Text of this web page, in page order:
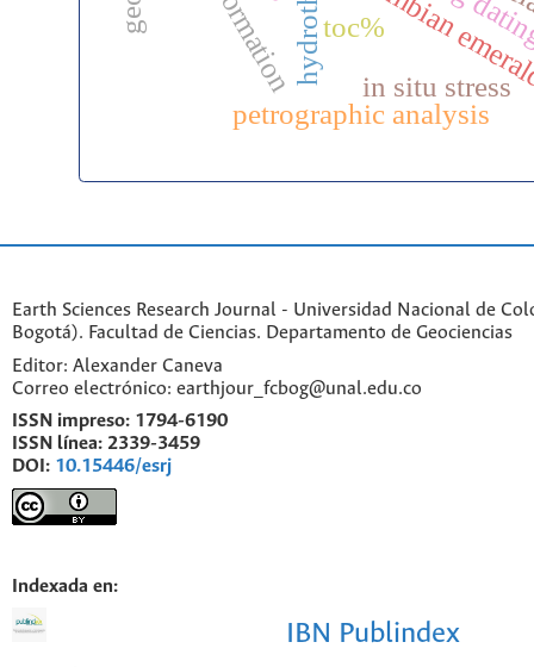
petrographic analysis
in situ stress
toc%
Earth Sciences Research Journal - Universidad Nacional de
Bogotá). Facultad de Ciencias. Departamento de Geociencias
Editor: Alexander Caneva
Correo electrónico: earthjour_fcbog@unal.edu.co
ISSN impreso: 1794-6190
ISSN línea: 2339-3459
DOI: 10.15446/esrj
Indexada en:
IBN Publindex